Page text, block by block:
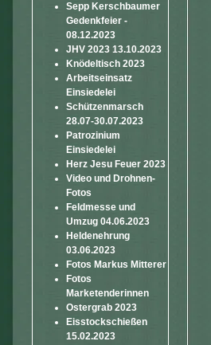
Sepp Kerschbaumer
Gedenkfeier -
08.12.2023
JHV 2023 13.10.2023
Knödeltisch 2023
Arbeitseinsatz
Einsiedelei
Schützenmarsch
28.07-30.07.2023
Patrozinium
Einsiedelei
Herz Jesu Feuer 2023
Video und Drohnen-
Fotos
Feldmesse und
Umzug 04.06.2023
Heldenehrung
03.06.2023
Fotos Markus Mitterer
Fotos
Marketenderinnen
Ostergrab 2023
Eisstockschießen
15.02.2023